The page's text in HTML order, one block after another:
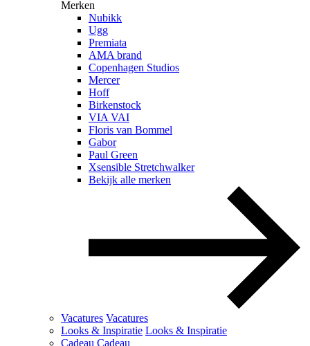
Merken
Nubikk
Ugg
Premiata
AMA brand
Copenhagen Studios
Mercer
Hoff
Birkenstock
VIA VAI
Floris van Bommel
Gabor
Paul Green
Xsensible Stretchwalker
Bekijk alle merken
Vacatures Vacatures
Looks & Inspiratie Looks & Inspiratie
Cadeau Cadeau